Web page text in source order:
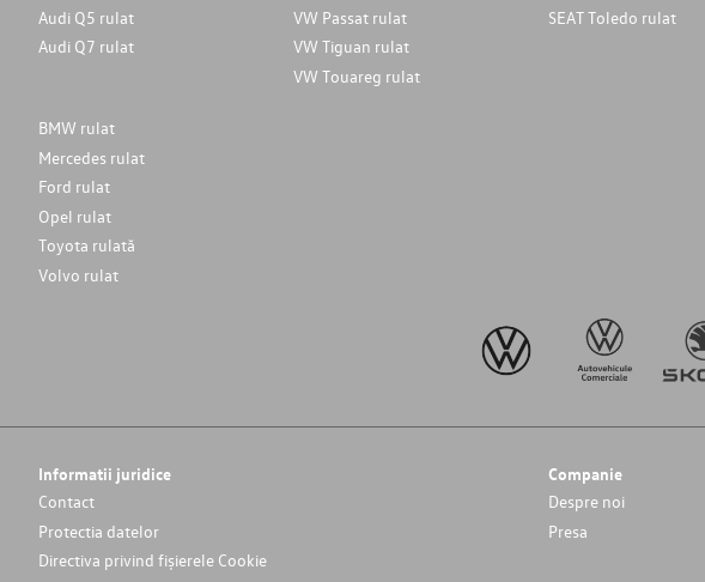
Audi Q5 rulat
Audi Q7 rulat
VW Passat rulat
VW Tiguan rulat
VW Touareg rulat
SEAT Toledo rulat
BMW rulat
Mercedes rulat
Ford rulat
Opel rulat
Toyota rulată
Volvo rulat
Informatii juridice
Contact
Protectia datelor
Directiva privind fișierele Cookie
Companie
Despre noi
Presa